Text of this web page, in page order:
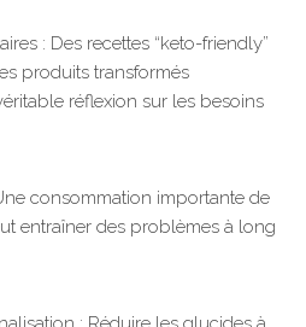
: Des recettes “keto-friendly”
produits transformés
réflexion sur les besoins
consommation importante de
entraîner des problèmes à long